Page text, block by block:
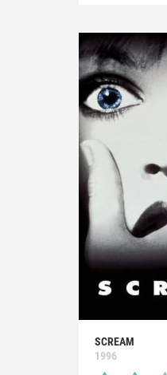
SCREAM
1996